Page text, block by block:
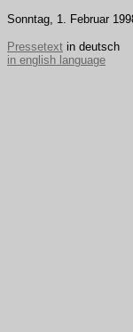
Sonntag, 1. Februar
Pressetext in deutsch
in english language